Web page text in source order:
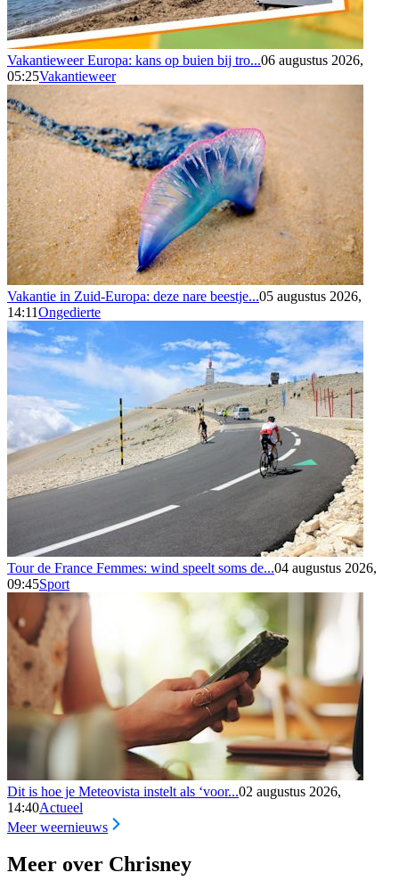
Vakantieweer Europa: kans op buien bij tro...06 augustus 2026,
05:25Vakantieweer
Vakantie in Zuid-Europa: deze nare beestje...05 augustus 2026,
14:11Ongedierte
Tour de France Femmes: wind speelt soms de...04 augustus 2026,
09:45Sport
Dit is hoe je Meteovista instelt als ‘voor...02 augustus 2026,
14:40Actueel
Meer weernieuws
Meer over Chrisney